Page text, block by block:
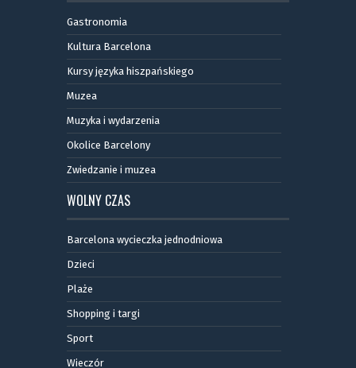
Gastronomia
Kultura Barcelona
Kursy języka hiszpańskiego
Muzea
Muzyka i wydarzenia
Okolice Barcelony
Zwiedzanie i muzea
WOLNY CZAS
Barcelona wycieczka jednodniowa
Dzieci
Plaże
Shopping i targi
Sport
Wieczór